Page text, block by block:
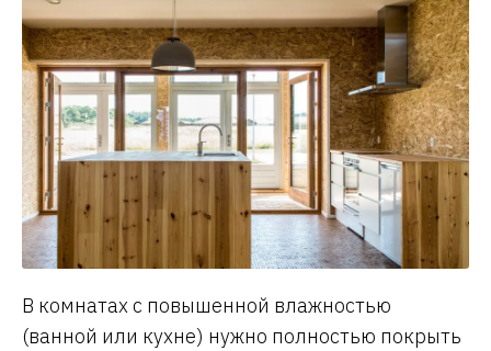
В комнатах с повышенной влажностью
(ванной или кухне) нужно полностью покрыть